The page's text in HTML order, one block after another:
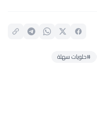
#حلويات سهلة